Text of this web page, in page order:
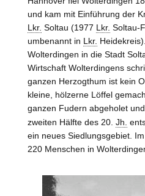
und kam mit Einführung der
Lkr. Soltau (1977 Lkr. Soltau-
umbenannt in Lkr.
Wolterdingen in die Stadt
Wirtschaft Wolterdingens
ganzen Herzogthum ist kein
kleine, hölzerne Löffel
ganzen Fudern abgeholet und
zweiten Hälfte des 20. Jh.
ein neues Siedlungsgebiet.
220 Menschen in